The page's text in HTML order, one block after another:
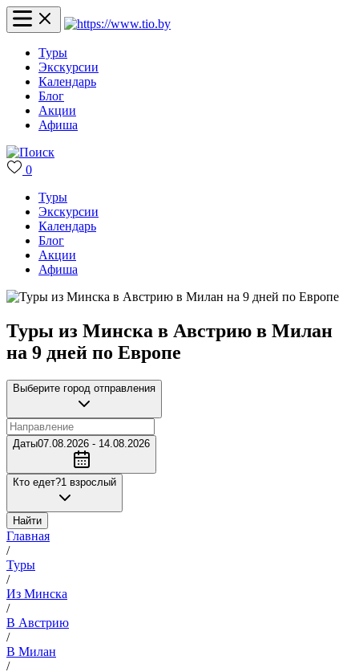
Туры
Экскурсии
Календарь
Блог
Акции
Афиша
0
Туры
Экскурсии
Календарь
Блог
Акции
Афиша
Туры из Минска в Австрию в Милан
на 9 дней по Европе
Выберите город отправления
Даты07.08.2026 - 14.08.2026
Кто едет?1 взрослый
Найти
Главная
/
Туры
/
Из Минска
/
В Австрию
/
В Милан
/